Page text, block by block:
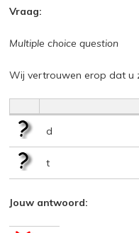
Vraag:
Multiple choice question
Wij vertrouwen erop dat u
d
t
Jouw antwoord: